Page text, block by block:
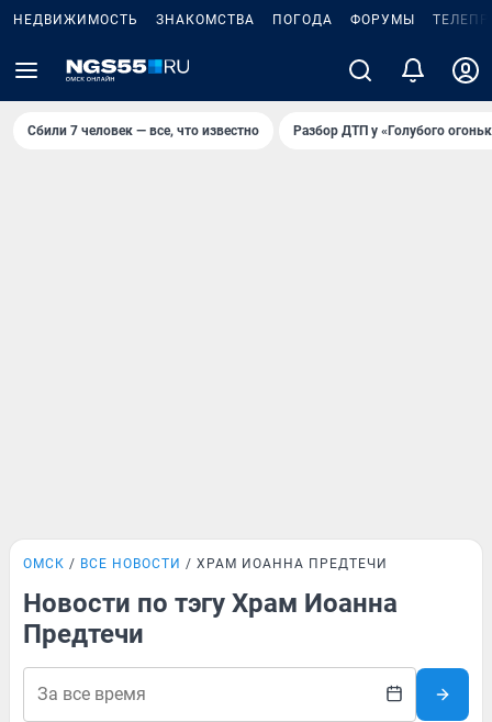
НЕДВИЖИМОСТЬ ЗНАКОМСТВА ПОГОДА ФОРУМЫ
Сбили 7 человек — все, что известно Разбор ДТП у «Голубого
ОМСК ВСЕ НОВОСТИ ХРАМ ИОАННА ПРЕДТЕЧИ
Новости по тэгу Храм Иоанна
Предтечи